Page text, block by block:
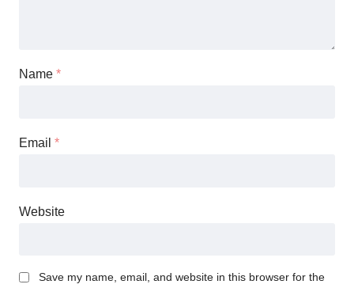
Name *
Email *
Website
Save my name, email, and website in this browser for the